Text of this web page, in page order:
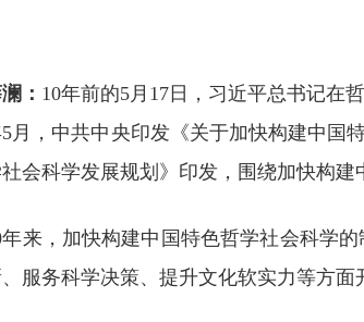
： 10年前的5月17日，习近平总书记在
5月，中共中央印发《关于加快构建中国
会科学发展规划》印发，围绕加快构
年来，加快构建中国特色哲学社会科学
服务科学决策、提升文化软实力等方